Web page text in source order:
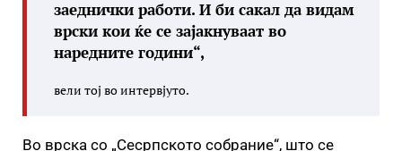
заеднички работи. И би сакал да видам
врски кои ќе се зајакнуваат во
наредните години“,
вели тој во интервјуто.
Во врска со „Сесрпското собрание“, што се